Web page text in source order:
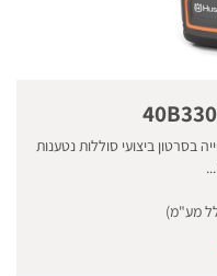
בסרטון ביצועי סוללות נטענות
מע"מ)